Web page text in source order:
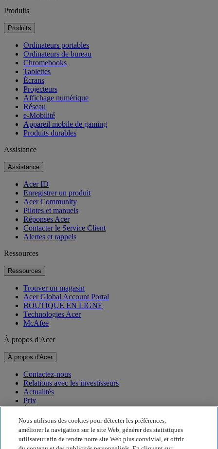
Produits
Produits
Ordinateurs portables
Ordinateurs de bureau
Chromebooks
Tablettes
Écrans
Projecteurs
Affichage numérique
Réseau
e-Mobilité
Appareil mobile de gaming
Produits durables
Assistance
Assistance
Acer ID
Enregistrer un produit
Acer Community
Pilotes et manuels
Réponses Acer
Contacter le Service Client
Alertes et rappels
Ressources
Ressources
Trouver un magasin
Acer Global Account Portal
BOUTIQUE EN LIGNE
Technologies Acer
McAfee
À propos d'Acer
À propos d'Acer
Contactez-nous
Relations avec les investisseurs
Actualités
Prix
Événements
Développement durable
Développement durable
Nous utilisons des cookies pour détecter les préférences,
améliorer la navigation sur le site Web, générer des statistiques
utilisateur afin de rendre notre site Web plus convivial, et offrir